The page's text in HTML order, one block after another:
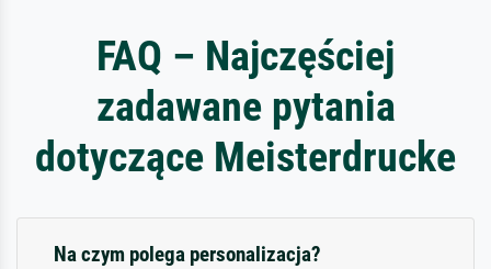
FAQ – Najczęściej
zadawane pytania
dotyczące Meisterdrucke
Na czym polega personalizacja?